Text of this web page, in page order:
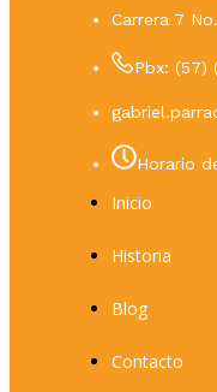
Carrera 7
Pbx: (57)
Horario
Inicio
Historia
Blog
Contacto